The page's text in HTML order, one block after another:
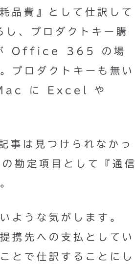
費』として仕訳して
、プロダクトキー購
が Office 365 の場
プロダクトキーも無い
Mac に Excel や
は見つけられなかっ
勘定項目として『通信
ような気がします。
携先への支払としてい
とで仕訳することにし